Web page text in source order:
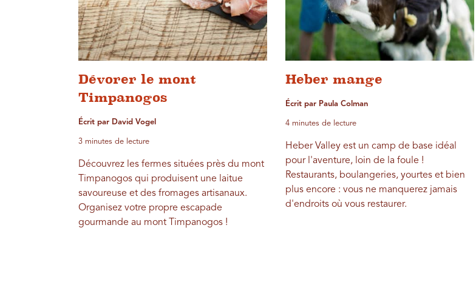
Dévorer le mont
Timpanogos
Écrit par David Vogel
3 minutes de lecture
Découvrez les fermes situées près du mont
Timpanogos qui produisent une laitue
savoureuse et des fromages artisanaux.
Organisez votre propre escapade
gourmande au mont Timpanogos !
Heber mange
Écrit par Paula Colman
4 minutes de lecture
Heber Valley est un camp de base idéal
pour l'aventure, loin de la foule !
Restaurants, boulangeries, yourtes et bien
plus encore : vous ne manquerez jamais
d'endroits où vous restaurer.